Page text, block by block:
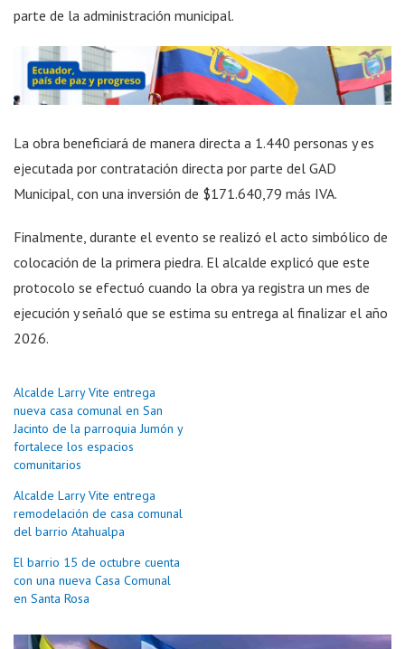
parte de la administración municipal.
La obra beneficiará de manera directa a 1.440 personas y es
ejecutada por contratación directa por parte del GAD
Municipal, con una inversión de $171.640,79 más IVA.
Finalmente, durante el evento se realizó el acto simbólico de
colocación de la primera piedra. El alcalde explicó que este
protocolo se efectuó cuando la obra ya registra un mes de
ejecución y señaló que se estima su entrega al finalizar el año
2026.
Alcalde Larry Vite entrega
nueva casa comunal en San
Jacinto de la parroquia Jumón y
fortalece los espacios
comunitarios
Alcalde Larry Vite entrega
remodelación de casa comunal
del barrio Atahualpa
El barrio 15 de octubre cuenta
con una nueva Casa Comunal
en Santa Rosa